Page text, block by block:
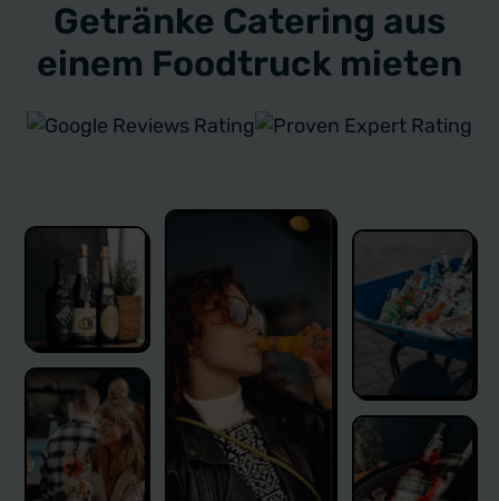
Getränke Catering aus
einem Foodtruck mieten